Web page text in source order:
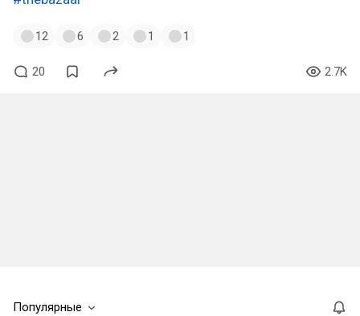
12 6 2 1 1
20 2.7K
Популярные